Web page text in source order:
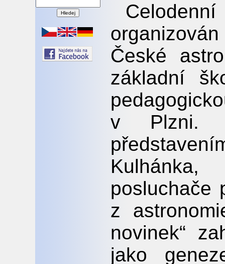
České
základní
v Plzni.
posluchače
z
novinek“
jako